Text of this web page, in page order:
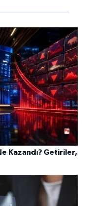
Kazandı? Getiriler,